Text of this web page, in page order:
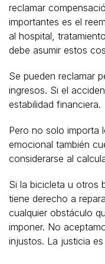
reclamar
importantes es el
al hospital,
debe asumir estos
Se pueden reclamar
ingresos. Si el
estabilidad financiera.
Pero no solo importa
emocional también
considerarse al
Si la bicicleta u otros
tiene derecho a
cualquier obstáculo
imponer. No
injustos. La justicia